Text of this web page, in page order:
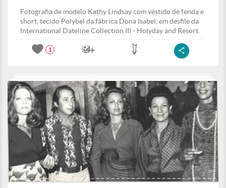
Fotografia de modelo Kathy Lindsay com vestido de fenda e
short, tecido Polybel da fábrica Dona Isabel, em desfile da
International Dateline Collection III - Holyday and Resort.
1